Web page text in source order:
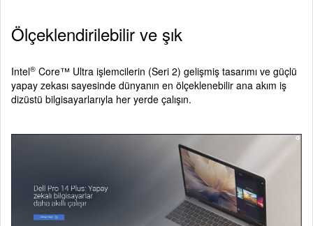
Ölçeklendirilebilir ve şık
Intel® Core™ Ultra işlemcilerin (Seri 2) gelişmiş tasarımı ve güçlü
yapay zekası sayesinde dünyanın en ölçeklenebilir ana akım iş
dizüstü bilgisayarlarıyla her yerde çalışın.